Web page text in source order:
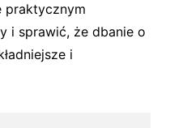
i sprawić, że dbanie o
i